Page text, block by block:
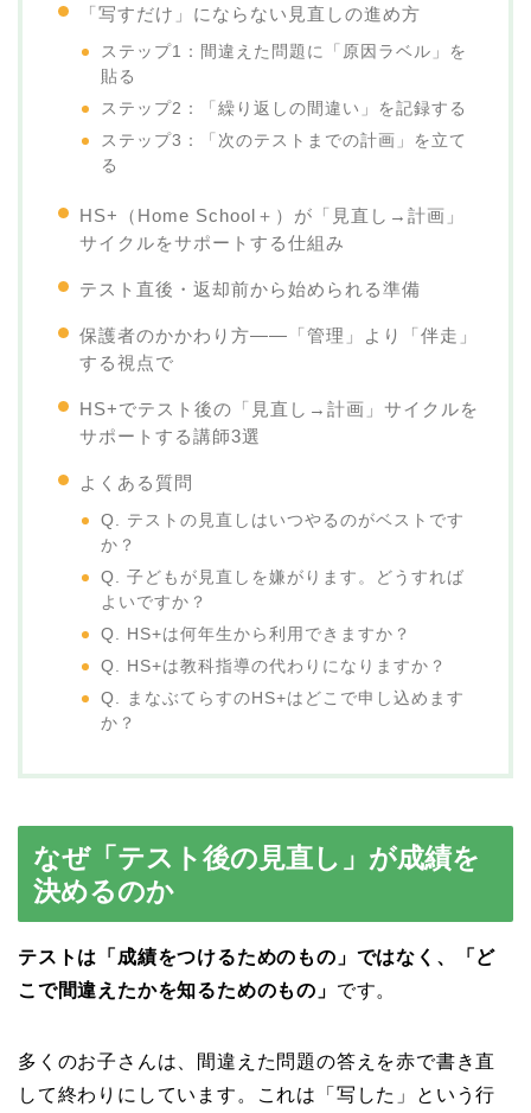
「写すだけ」にならない見直しの進め方
ステップ1：間違えた問題に「原因ラベル」を
貼る
ステップ2：「繰り返しの間違い」を記録する
ステップ3：「次のテストまでの計画」を立て
る
HS+（Home School＋）が「見直し→計画」
サイクルをサポートする仕組み
テスト直後・返却前から始められる準備
保護者のかかわり方——「管理」より「伴走」
する視点で
HS+でテスト後の「見直し→計画」サイクルを
サポートする講師3選
よくある質問
Q. テストの見直しはいつやるのがベストです
か？
Q. 子どもが見直しを嫌がります。どうすれば
よいですか？
Q. HS+は何年生から利用できますか？
Q. HS+は教科指導の代わりになりますか？
Q. まなぶてらすのHS+はどこで申し込めます
か？
なぜ「テスト後の見直し」が成績を
決めるのか
テストは「成績をつけるためのもの」ではなく、「ど
こで間違えたかを知るためのもの」 です。
多くのお子さんは、間違えた問題の答えを赤で書き直
して終わりにしています。これは「写した」という行